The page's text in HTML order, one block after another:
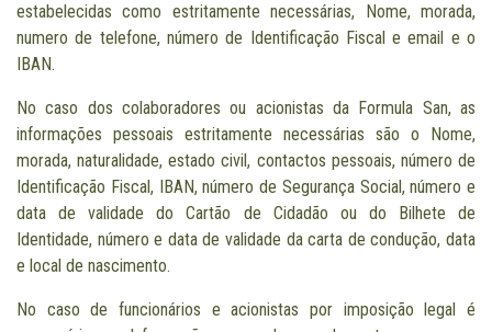
estabelecidas como estritamente necessárias, Nome, morada,
numero de telefone, número de Identificação Fiscal e email e o
IBAN.
No caso dos colaboradores ou acionistas da Formula San, as
informações pessoais estritamente necessárias são o Nome,
morada, naturalidade, estado civil, contactos pessoais, número de
Identificação Fiscal, IBAN, número de Segurança Social, número e
data de validade do Cartão de Cidadão ou do Bilhete de
Identidade, número e data de validade da carta de condução, data
e local de nascimento.
No caso de funcionários e acionistas por imposição legal é